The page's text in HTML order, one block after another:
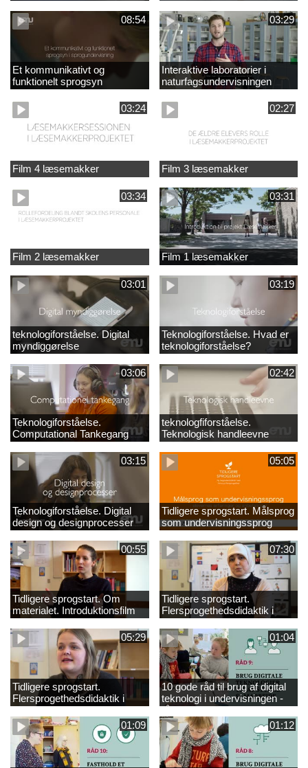
08:54
Et kommunikativt og
funktionelt sprogsyn
03:29
Interaktive laboratorier i
naturfagsundervisningen
03:24
Film 4 læsemakker
02:27
Film 3 læsemakker
03:34
Film 2 læsemakker
03:31
Film 1 læsemakker
03:01
teknologiforståelse. Digital
myndiggørelse
03:19
Teknologiforståelse. Hvad er
teknologiforståelse?
03:06
Teknologiforståelse.
Computational Tankegang
02:42
teknologfiforståelse.
Teknologisk handleevne
03:15
Teknologiforståelse. Digital
design og designprocesser
05:05
Tidligere sprogstart. Målsprog
som undervisningssprog
00:55
Tidligere sprogstart. Om
materialet. Introduktionsfilm
07:30
Tidligere sprogstart.
Flersprogethedsdidaktik i
fransk og tysk
05:29
Tidligere sprogstart.
Flersprogethedsdidaktik i
engelsk
01:04
10 gode råd til brug af digital
teknologi i undervisningen -
råd 9
01:09
01:12